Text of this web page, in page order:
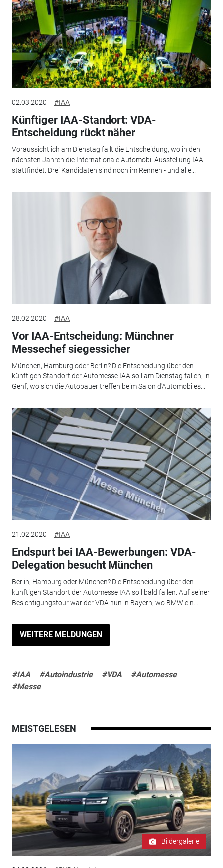
02.03.2020 #IAA
Künftiger IAA-Standort: VDA-
Entscheidung rückt näher
Voraussichtlich am Dienstag fällt die Entscheidung, wo in den
nächsten Jahren die Internationale Automobil Ausstellung IAA
stattfindet. Drei Kandidaten sind noch im Rennen - und alle...
28.02.2020 #IAA
Vor IAA-Entscheidung: Münchner
Messechef siegessicher
München, Hamburg oder Berlin? Die Entscheidung über den
künftigen Standort der Automesse IAA soll am Dienstag fallen, in
Genf, wo sich die Autobauer treffen beim Salon d'Automobiles...
21.02.2020 #IAA
Endspurt bei IAA-Bewerbungen: VDA-
Delegation besucht München
Berlin, Hamburg oder München? Die Entscheidung über den
künftigen Standort der Automesse IAA soll bald fallen. Auf seiner
Besichtigungstour war der VDA nun in Bayern, wo BMW ein...
WEITERE MELDUNGEN
#IAA #Autoindustrie #VDA
#Automesse
#Messe
MEISTGELESEN
Bildergalerie